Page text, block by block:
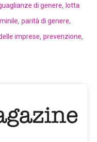
di genere, lotta
, parità di genere,
imprese, prevenzione,